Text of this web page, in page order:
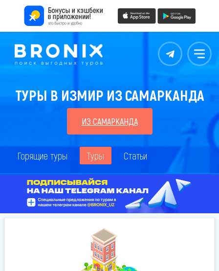
Контакты Меню
ТУРЫ В ИЗМИР ИЗ САМАРКАНДА
ИЗ САМАРКАНДА
Горящие туры Туры Статьи